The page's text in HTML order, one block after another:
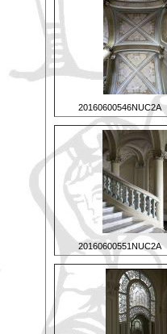
20160600546NUC2A
20160600551NUC2A